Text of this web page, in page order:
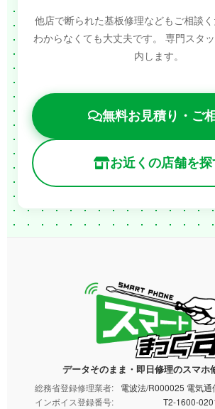
他店で断られた基板修理などもご相談
わからなくても大丈夫です。
専門スタ
内します。
無料お見積り・ご
お近くの店舗を探
データそのまま・即日修理のスマホ
総務省登録修理業者:
電波法/R000025 電気
インボイス登録番号:
T2-1600-